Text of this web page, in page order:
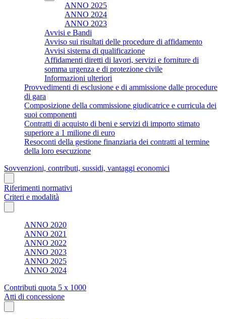
ANNO 2025
ANNO 2024
ANNO 2023
Avvisi e Bandi
Avviso sui risultati delle procedure di affidamento
Avvisi sistema di qualificazione
Affidamenti diretti di lavori, servizi e forniture di
somma urgenza e di protezione civile
Informazioni ulteriori
Provvedimenti di esclusione e di ammissione dalle procedure
di gara
Composizione della commissione giudicatrice e curricula dei
suoi componenti
Contratti di acquisto di beni e servizi di importo stimato
superiore a 1 milione di euro
Resoconti della gestione finanziaria dei contratti al termine
della loro esecuzione
Sovvenzioni, contributi, sussidi, vantaggi economici
Riferimenti normativi
Criteri e modalità
ANNO 2020
ANNO 2021
ANNO 2022
ANNO 2023
ANNO 2025
ANNO 2024
Contributi quota 5 x 1000
Atti di concessione